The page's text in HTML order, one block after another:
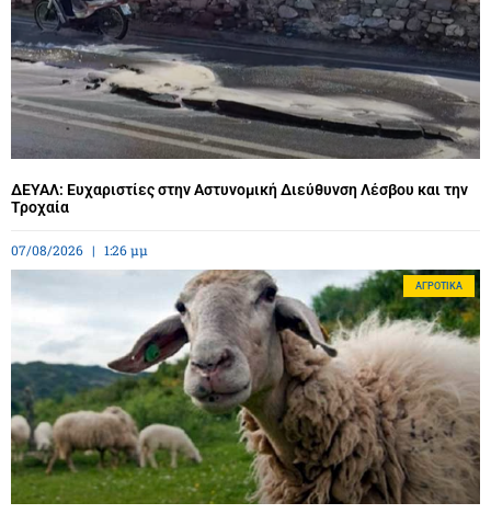
ΔΕΥΑΛ: Ευχαριστίες στην Αστυνομική Διεύθυνση Λέσβου και την
Τροχαία
07/08/2026 1:26 μμ
ΑΓΡΟΤΙΚΆ